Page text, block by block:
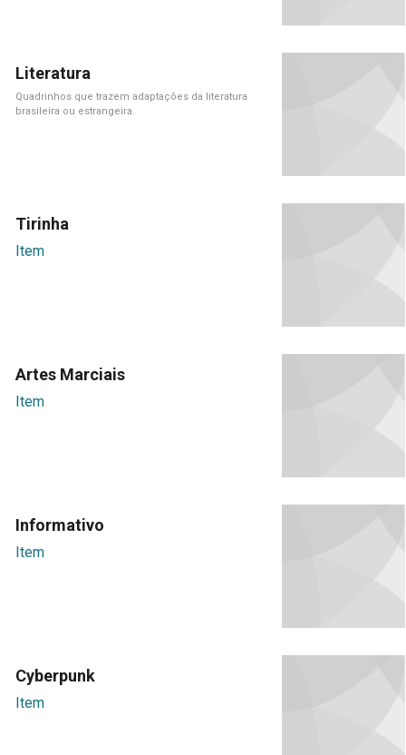
Literatura
Quadrinhos que trazem adaptações da literatura
brasileira ou estrangeira.
Tirinha
Item
Artes Marciais
Item
Informativo
Item
Cyberpunk
Item